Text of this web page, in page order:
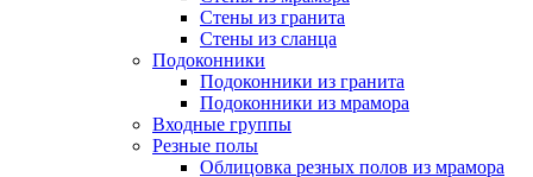
Стены из гранита
Стены из сланца
Подоконники
Подоконники из гранита
Подоконники из мрамора
Входные группы
Резные полы
Облицовка резных полов из мрамора